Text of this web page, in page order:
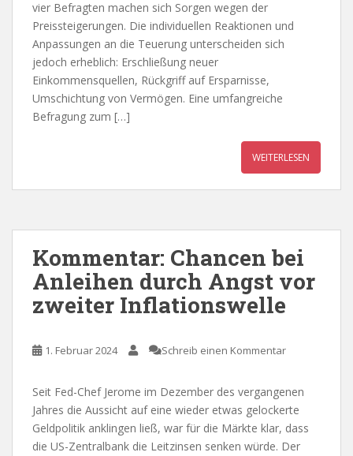
vier Befragten machen sich Sorgen wegen der
Preissteigerungen. Die individuellen Reaktionen und
Anpassungen an die Teuerung unterscheiden sich
jedoch erheblich: Erschließung neuer
Einkommensquellen, Rückgriff auf Ersparnisse,
Umschichtung von Vermögen. Eine umfangreiche
Befragung zum […]
WEITERLESEN
Kommentar: Chancen bei
Anleihen durch Angst vor
zweiter Inflationswelle
1. Februar 2024 Schreib einen Kommentar
Seit Fed-Chef Jerome im Dezember des vergangenen
Jahres die Aussicht auf eine wieder etwas gelockerte
Geldpolitik anklingen ließ, war für die Märkte klar, dass
die US-Zentralbank die Leitzinsen senken würde. Der